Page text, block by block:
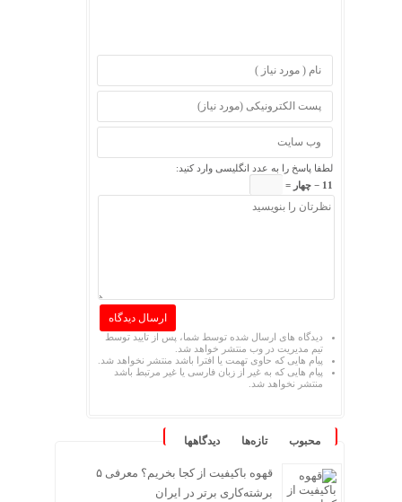
لطفا پاسخ را به عدد انگلیسی وارد کنید:
11 − چهار =
دیدگاه های ارسال شده توسط شما، پس از تایید توسط
تیم مدیریت در وب منتشر خواهد شد.
پیام هایی که حاوی تهمت یا افترا باشد منتشر نخواهد شد.
پیام هایی که به غیر از زبان فارسی یا غیر مرتبط باشد
منتشر نخواهد شد.
محبوب تازه‌ها دیدگاهها
قهوه باکیفیت از کجا بخریم؟ معرفی ۵
برشته‌کاری برتر در ایران